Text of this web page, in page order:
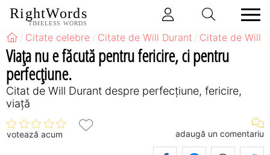
RightWords
TIMELESS WORDS
Citate celebre Citate de Will Durant Citate de Will
Viaţa nu e făcută pentru fericire, ci pentru
perfecţiune.
Citat de Will Durant despre perfecţiune, fericire,
viață
votează acum adaugă un comentariu